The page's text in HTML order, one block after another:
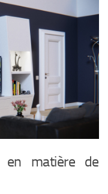
en matière de